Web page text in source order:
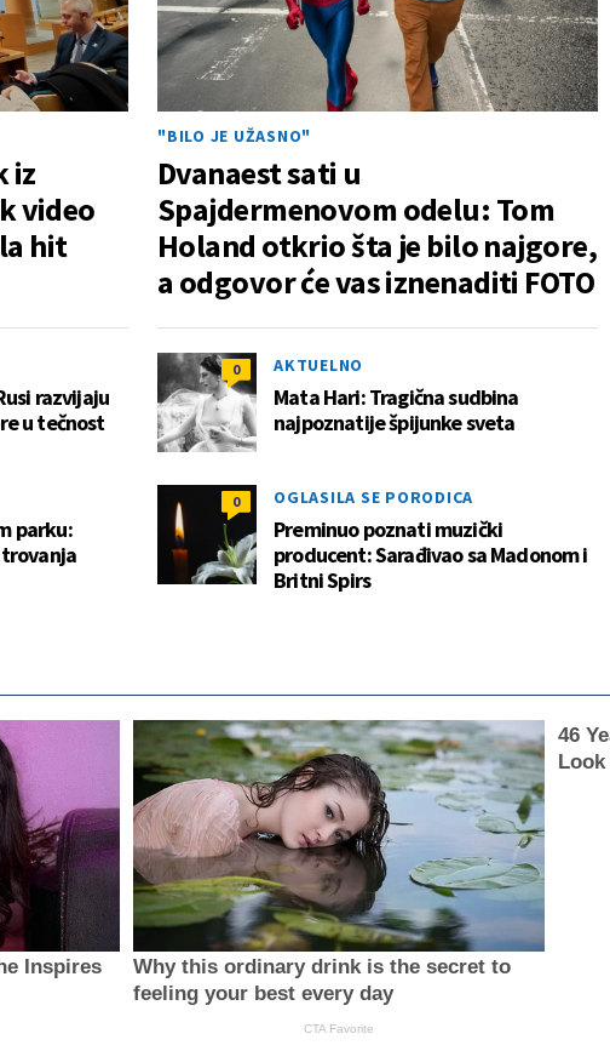
iz
video
hit
"BILO JE UŽASNO"
Dvanaest sati u
Spajdermenovom odelu: Tom
Holand otkrio šta je bilo najgore,
a odgovor će vas iznenaditi FOTO
razvijaju
u tečnost
0 AKTUELNO
Mata Hari: Tragična sudbina
najpoznatije špijunke sveta
parku:
0 OGLASILA SE PORODICA
Preminuo poznati muzički
producent: Sarađivao sa Madonom i
Britni Spirs
Inspires
Why this ordinary drink is the secret to
feeling your best every day
CTA Favorite
46